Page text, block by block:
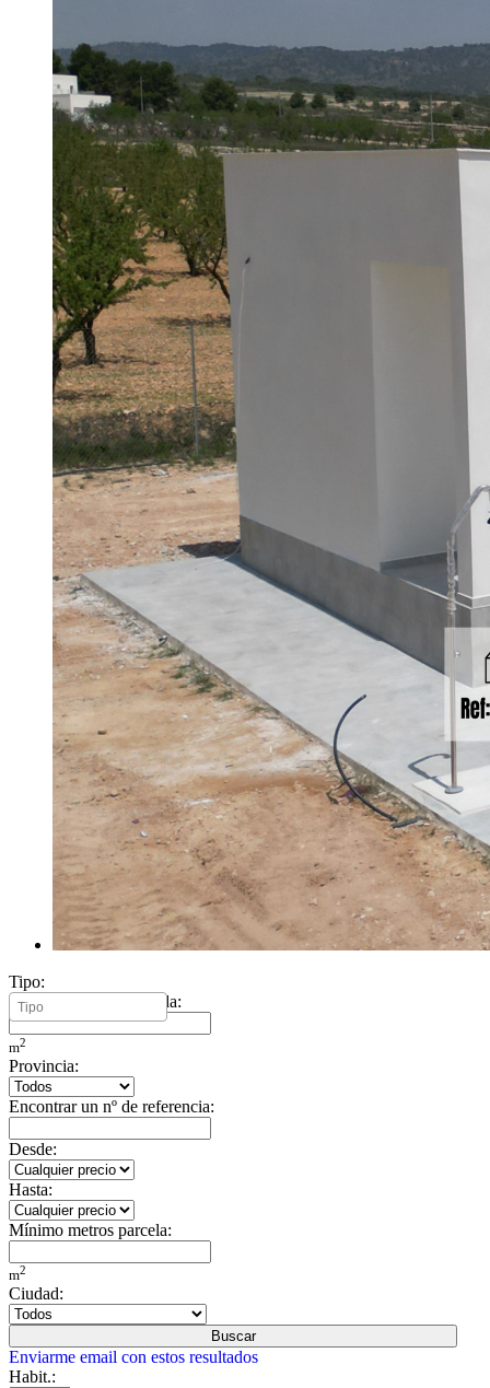
Tipo:
Mínimo metros vivienda:
m2
Provincia:
Encontrar un nº de referencia:
Desde:
Hasta:
Mínimo metros parcela:
m2
Ciudad:
Buscar
Enviarme email con estos resultados
Habit.: